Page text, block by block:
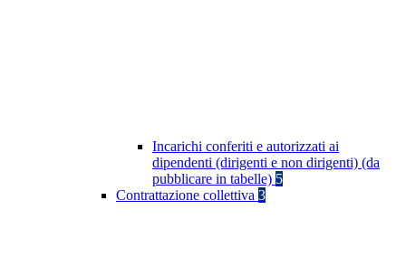
Incarichi conferiti e autorizzati ai
dipendenti (dirigenti e non dirigenti) (da
pubblicare in tabelle) 5
Contrattazione collettiva 3